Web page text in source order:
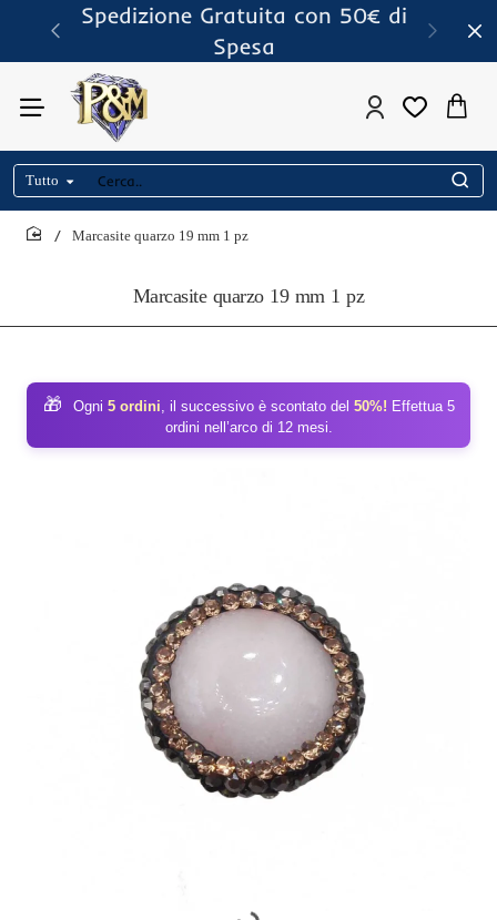
Spedizione Gratuita con 50€ di
Spesa
Tutto
Cerca..
Marcasite quarzo 19 mm 1 pz
Marcasite quarzo 19 mm 1 pz
🎁 Ogni 5 ordini, il successivo è scontato del 50%! Effettua 5
ordini nell’arco di 12 mesi.